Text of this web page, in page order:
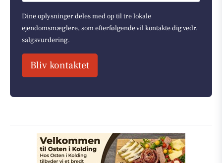
Dine oplysninger deles med op til tre lokale
ejendomsmæglere, som efterfølgende vil kontakte dig vedr.
salgsvurdering.
Bliv kontaktet